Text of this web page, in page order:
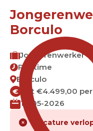
Borculo
Jongerenwerker
Parttime
Borculo
€
Tot €4.499,00
12-05-2026
Vacature